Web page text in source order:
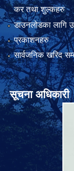
कर तथा शुल्कहरु
डाउनलोडका लागि
प्रकाशनहरु
सार्वजनिक खरिद
सूचना अधिकारी